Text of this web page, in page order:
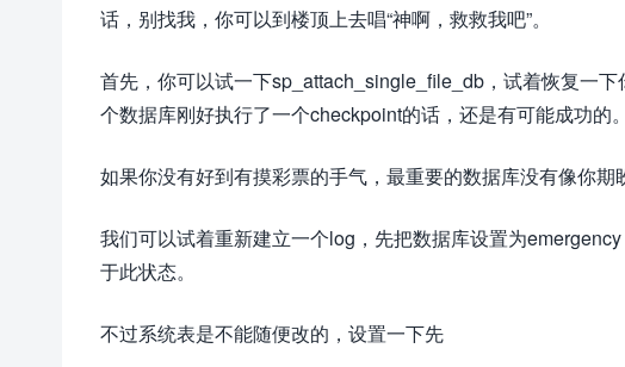
话，别找我，你可以到楼顶上去唱“神啊，救救我吧”。
首先，你可以试一下sp_attach_single_file_db，试着恢复一
个数据库刚好执行了一个checkpoint的话，还是有可能成功的。
如果你没有好到有摸彩票的手气，最重要的数据库没有像你期
我们可以试着重新建立一个log，先把数据库设置为
于此状态。
不过系统表是不能随便改的，设置一下先